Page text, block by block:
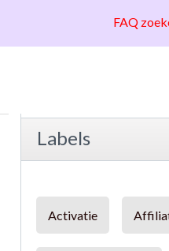
FAQ
Labels
Activatie